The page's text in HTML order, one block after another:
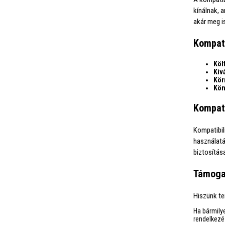
kínálnak,
akár meg
Hiszünk
Ha